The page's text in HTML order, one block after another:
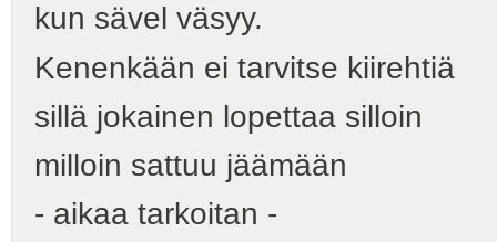
kun sävel väsyy.
Kenenkään ei tarvitse kiirehtiä
sillä jokainen lopettaa silloin
milloin sattuu jäämään
- aikaa tarkoitan -